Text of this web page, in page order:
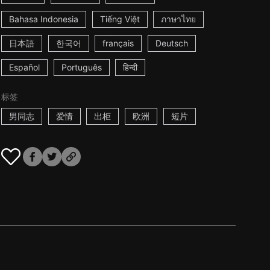
Bahasa Indonesia Tiếng Việt ภาษาไทย
日本語 한국어 français Deutsch
Español Português हिन्दी
标签
男同志
爱情 出柜 欧洲 短片